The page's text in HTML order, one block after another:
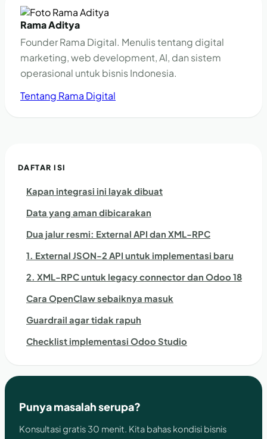
Rama Aditya
Founder Rama Digital. Menulis tentang digital
marketing, web development, AI, dan sistem
operasional untuk bisnis Indonesia.
Tentang Rama Digital
DAFTAR ISI
Kapan integrasi ini layak dibuat
Data yang aman dibicarakan
Dua jalur resmi: External API dan XML-RPC
1. External JSON-2 API untuk implementasi baru
2. XML-RPC untuk legacy connector dan Odoo 18
Cara OpenClaw sebaiknya masuk
Guardrail agar tidak rapuh
Checklist implementasi Odoo Studio
Punya masalah serupa?
Konsultasi gratis 30 menit. Kita bahas kondisi bisnis